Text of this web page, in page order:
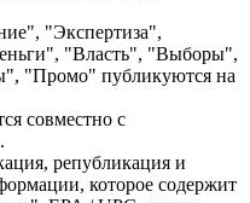
"Экспертиза",
"Власть", "Выборы",
"Промо" публикуются на
совместно с
републикация и
которое содержит